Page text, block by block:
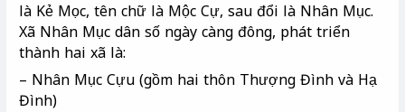
là Kẻ Mọc, tên chữ là Mộc Cự, sau đổi là Nhân Mục.
Xã Nhân Mục dân số ngày càng đông, phát triển
thành hai xã là:
– Nhân Mục Cựu (gồm hai thôn Thượng Đình và Hạ
Đình)